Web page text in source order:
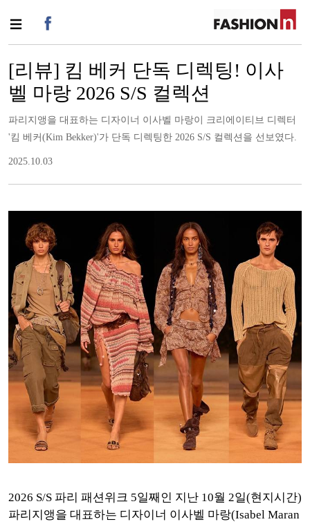
[리뷰] 킴 베커 단독 디렉팅! 이사
벨 마랑 2026 S/S 컬렉션
파리지앵을 대표하는 디자이너 이사벨 마랑이 크리에이티브 디렉터
'킴 베커(Kim Bekker)'가 단독 디렉팅한 2026 S/S 컬렉션을 선보였다.
2025.10.03
2026 S/S 파리 패션위크 5일째인 지난 10월 2일(현지시간)
파리지앵을 대표하는 디자이너 이사벨 마랑(Isabel Maran